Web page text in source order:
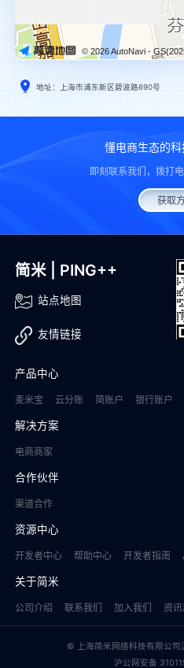
© 2026 AutoNavi -
地址：上海市浦东新区碧波路690号
懂电商生态的
即刻联系我们，拨打
获取
简米 | PING++
站点地图
友情链接
产品中心
麦米宝 云分账 简账户 银行账户
解决方案
电商商家
合作伙伴
渠道合作
资源中心
开发者中心 帮助中心 开发者指南
关于简米
公司介绍 联系我们 加入我们 资
© 上海简米网络科技有限公司
沪公网安备